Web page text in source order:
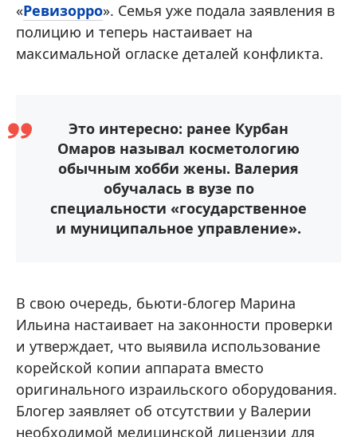
«Ревизорро». Семья уже подала заявления в
полицию и теперь настаивает на
максимальной огласке деталей конфликта.
Это интересно: ранее Курбан
Омаров называл косметологию
обычным хобби жены. Валерия
обучалась в вузе по
специальности «государственное
и муниципальное управление».
В свою очередь, бьюти-блогер Марина
Ильина настаивает на законности проверки
и утверждает, что выявила использование
корейской копии аппарата вместо
оригинального израильского оборудования.
Блогер заявляет об отсутствии у Валерии
необходимой медицинской лицензии для